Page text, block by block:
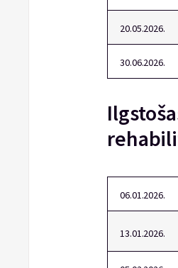
20.05.2026.
30.06.2026.
06.01.2026.
13.01.2026.